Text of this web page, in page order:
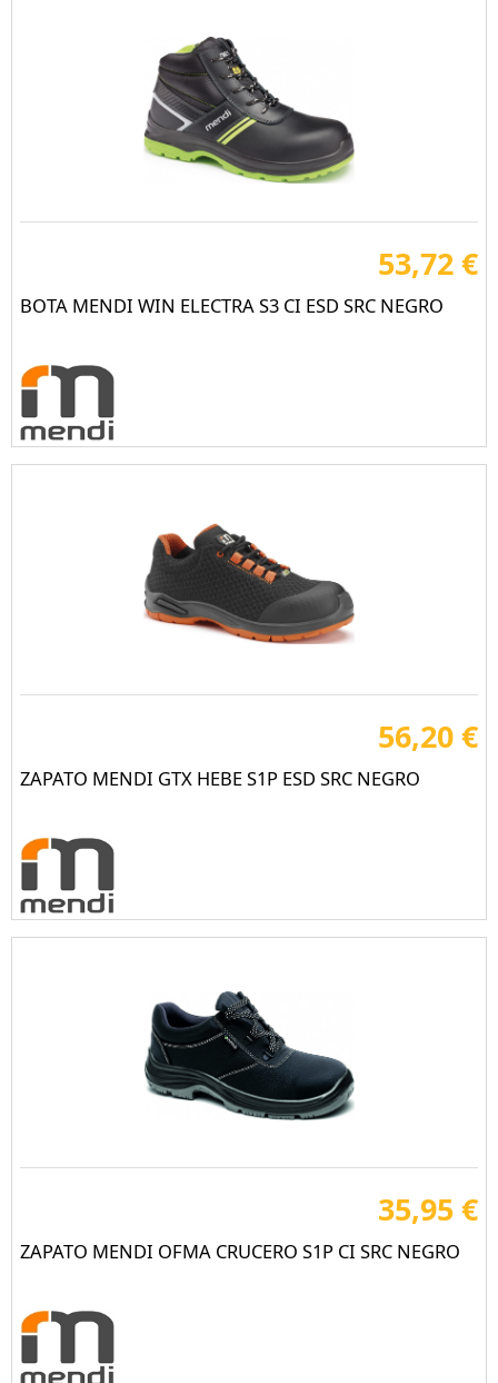
53,72 €
BOTA MENDI WIN ELECTRA S3 CI ESD SRC NEGRO
56,20 €
ZAPATO MENDI GTX HEBE S1P ESD SRC NEGRO
35,95 €
ZAPATO MENDI OFMA CRUCERO S1P CI SRC NEGRO